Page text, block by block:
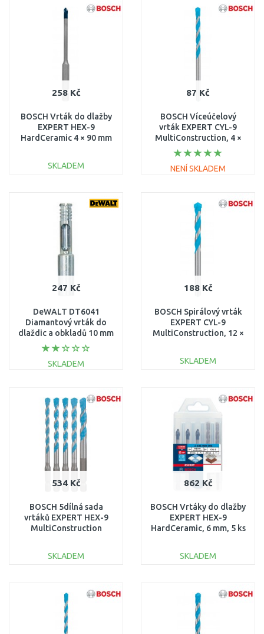
Porovnat Porovnat
258 Kč
BOSCH Vrták do dlažby
EXPERT HEX-9
HardCeramic 4 × 90 mm
SKLADEM
Porovnat
87 Kč
BOSCH Víceúčelový
vrták EXPERT CYL-9
MultiConstruction, 4 ×
40 × 75 mm 2608900604
NENÍ SKLADEM
Porovnat
247 Kč
DeWALT DT6041
Diamantový vrták do
dlaždic a obkladů 10 mm
SKLADEM
Porovnat
188 Kč
BOSCH Spirálový vrták
EXPERT CYL-9
MultiConstruction, 12 ×
SKLADEM
Porovnat
534 Kč
BOSCH 5dílná sada
vrtáků EXPERT HEX-9
MultiConstruction
SKLADEM
Porovnat
862 Kč
BOSCH Vrtáky do dlažby
EXPERT HEX-9
HardCeramic, 6 mm, 5 ks
SKLADEM
Porovnat